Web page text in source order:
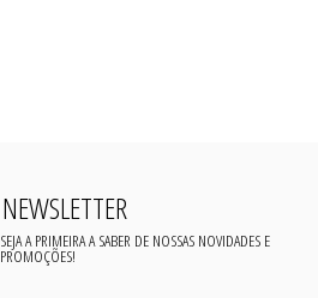
NEWSLETTER
SEJA A PRIMEIRA A SABER DE NOSSAS NOVIDADES E
PROMOÇÕES!